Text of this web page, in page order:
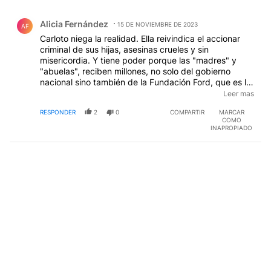
del`60 y `70?, o el militar ilegìtimo y sedicioso?,¿o de
ambos?), ¿bien, gracias?.
AF Alicia Fernández 15 DE NOVIEMBRE DE 2023
Carloto niega la realidad. Ella reivindica el accionar
criminal de sus hijas, asesinas crueles y sin
misericordia. Y tiene poder porque las "madres" y
"abuelas", reciben millones, no solo del gobierno
nacional sino también de la Fundación Ford, que es lo
mismo que decir CIA y de Amnesty Internacional que
satanás!!!
Leer mas
RESPONDER 2 0 COMPARTIR
MARCAR
COMO
INAPROPIADO